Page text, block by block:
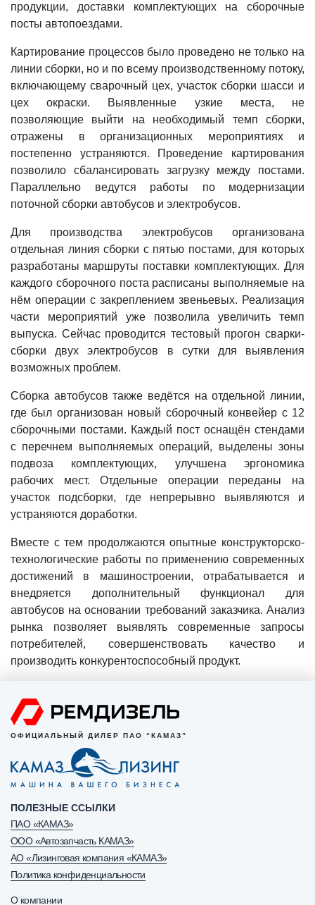
продукции, доставки комплектующих на сборочные
посты автопоездами.
Картирование процессов было проведено не только на
линии сборки, но и по всему производственному потоку,
включающему сварочный цех, участок сборки шасси и
цех окраски. Выявленные узкие места, не
позволяющие выйти на необходимый темп сборки,
отражены в организационных мероприятиях и
постепенно устраняются. Проведение картирования
позволило сбалансировать загрузку между постами.
Параллельно ведутся работы по модернизации
поточной сборки автобусов и электробусов.
Для производства электробусов организована
отдельная линия сборки с пятью постами, для которых
разработаны маршруты поставки комплектующих. Для
каждого сборочного поста расписаны выполняемые на
нём операции с закреплением звеньевых. Реализация
части мероприятий уже позволила увеличить темп
выпуска. Сейчас проводится тестовый прогон сварки-
сборки двух электробусов в сутки для выявления
возможных проблем.
Сборка автобусов также ведётся на отдельной линии,
где был организован новый сборочный конвейер с 12
сборочными постами. Каждый пост оснащён стендами
с перечнем выполняемых операций, выделены зоны
подвоза комплектующих, улучшена эргономика
рабочих мест. Отдельные операции переданы на
участок подсборки, где непрерывно выявляются и
устраняются доработки.
Вместе с тем продолжаются опытные конструкторско-
технологические работы по применению современных
достижений в машиностроении, отрабатывается и
внедряется дополнительный функционал для
автобусов на основании требований заказчика. Анализ
рынка позволяет выявлять современные запросы
потребителей, совершенствовать качество и
производить конкурентоспособный продукт.
ОФИЦИАЛЬНЫЙ ДИЛЕР ПАО “КАМАЗ”
ПОЛЕЗНЫЕ ССЫЛКИ
ПАО «КАМАЗ»
ООО «Автозапчасть КАМАЗ»
АО «Лизинговая компания «КАМАЗ»
Политика конфиденциальности
О компании